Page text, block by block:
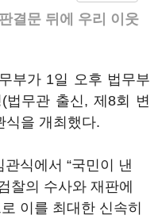
결문 뒤에 우리 이웃
부가 1일 오후 법무부
법무관 출신, 제8회 변
식을 개최했다.
식에서 “국민이 낸
찰의 수사와 재판에
이를 최대한 신속히